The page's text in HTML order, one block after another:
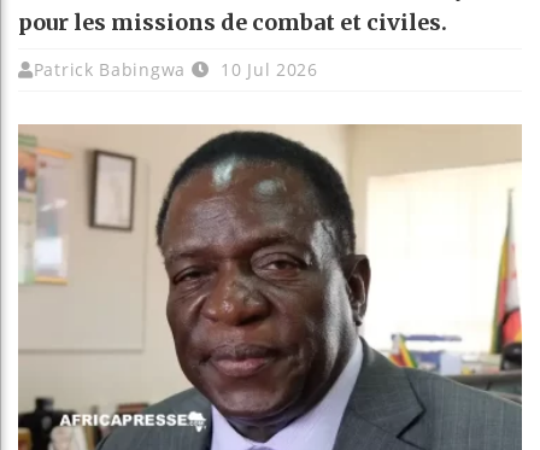
pour les missions de combat et civiles.
Patrick Babingwa 10 Jul 2026